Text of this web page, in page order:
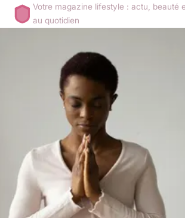
Votre magazine lifestyle : actu, beauté
au quotidien